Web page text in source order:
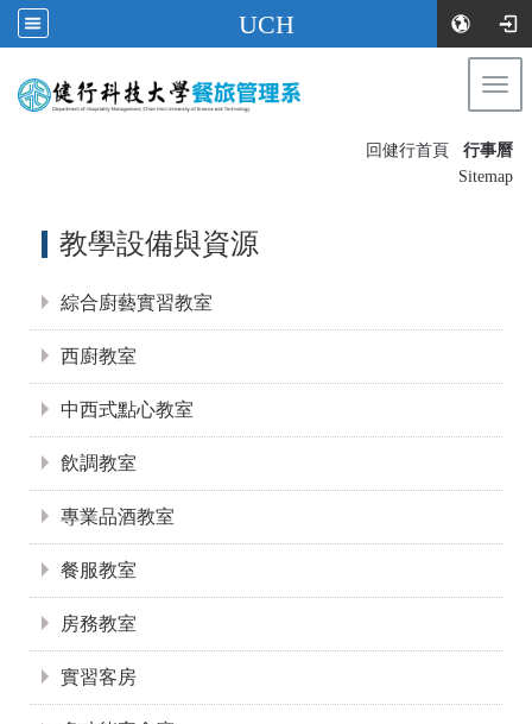
UCH
回健行首頁
行事曆
Sitemap
教學設備與資源
綜合廚藝實習教室
西廚教室
中西式點心教室
飲調教室
專業品酒教室
餐服教室
房務教室
實習客房